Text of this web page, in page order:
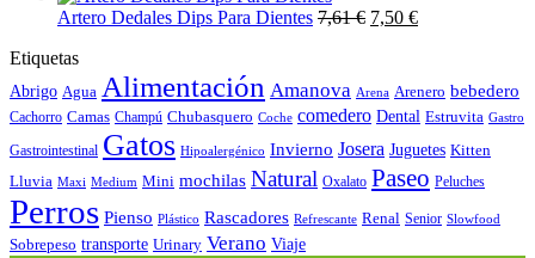
Artero Dedales Dips Para Dientes 7,61€ 7,50 €
Etiquetas
Abrigo Agua Alimentación Amanova Arena Arenero bebedero
Cachorro Camas Champú Chubasquero Coche comedero Dental Estruvita Gastro
Gastrointestinal Gatos Hipoalergénico Invierno Josera Juguetes Kitten
Lluvia Maxi Medium Mini mochilas Natural Oxalato Paseo Peluches
Perros Pienso Plástico Rascadores Refrescante Renal Senior Slowfood
Sobrepeso transporte Urinary Verano Viaje